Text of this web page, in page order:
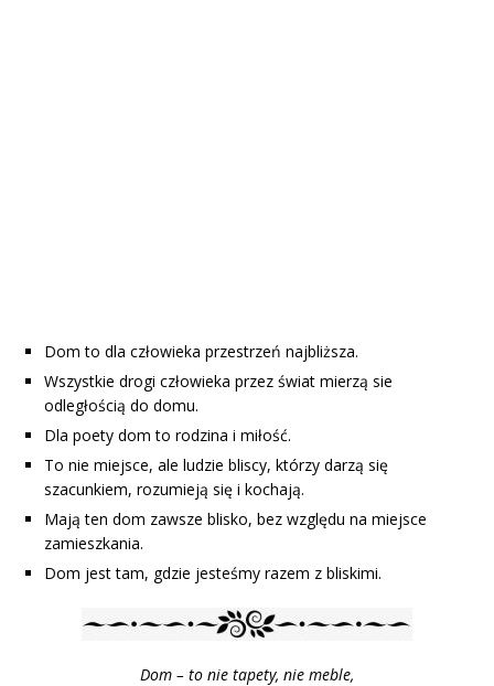
Dom to dla człowieka przestrzeń najbliższa.
Wszystkie drogi człowieka przez świat mierzą sie
odległością do domu.
Dla poety dom to rodzina i miłość.
To nie miejsce, ale ludzie bliscy, którzy darzą się
szacunkiem, rozumieją się i kochają.
Mają ten dom zawsze blisko, bez względu na miejsce
zamieszkania.
Dom jest tam, gdzie jesteśmy razem z bliskimi.
Dom – to nie tapety, nie meble,